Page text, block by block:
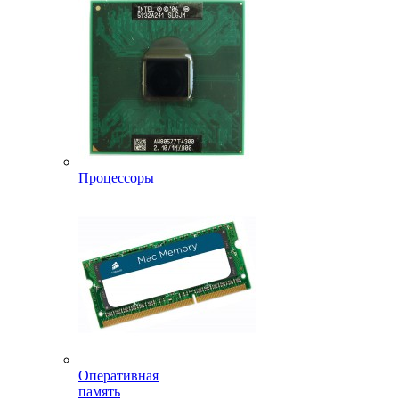
Процессоры
Оперативная
память